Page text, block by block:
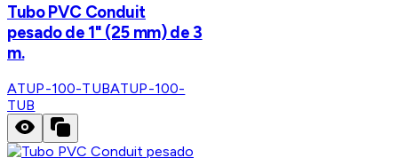
Tubo PVC Conduit
pesado de 1" (25 mm) de 3
m.
ATUP-100-TUBATUP-100-
TUB